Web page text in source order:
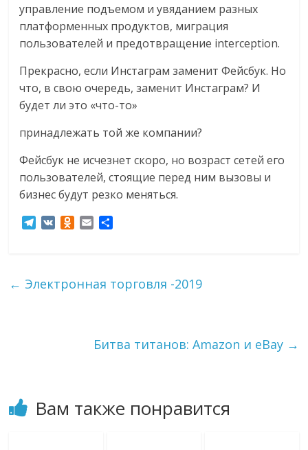
управление подъемом и увяданием разных
платформенных продуктов, миграция
пользователей и предотвращение interception.
Прекрасно, если Инстаграм заменит Фейсбук. Но
что, в свою очередь, заменит Инстаграм? И
будет ли это «что-то»
принадлежать той же компании?
Фейсбук не исчезнет скоро, но возраст сетей его
пользователей, стоящие перед ним вызовы и
бизнес будут резко меняться.
T
r
V
O
l
E
в
← Электронная торговля -2019
Битва титанов: Amazon и eBay →
Вам также понравится